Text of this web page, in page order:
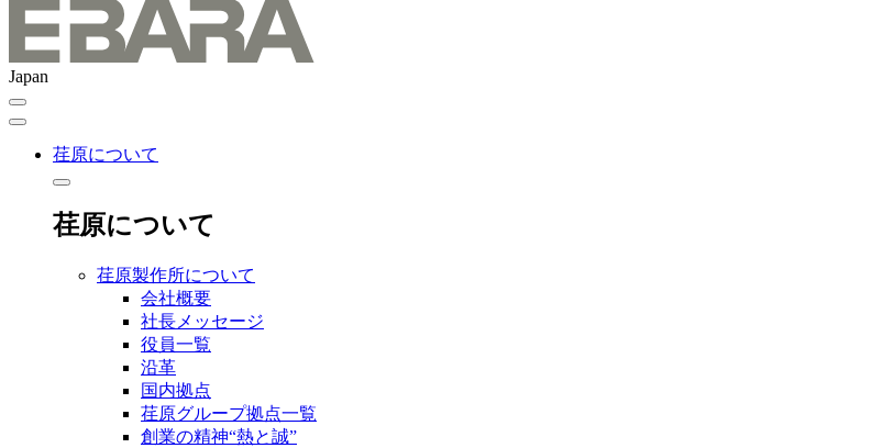
Japan
荏原について
荏原について
荏原製作所について
会社概要
社長メッセージ
役員一覧
沿革
国内拠点
荏原グループ拠点一覧
創業の精神“熱と誠”